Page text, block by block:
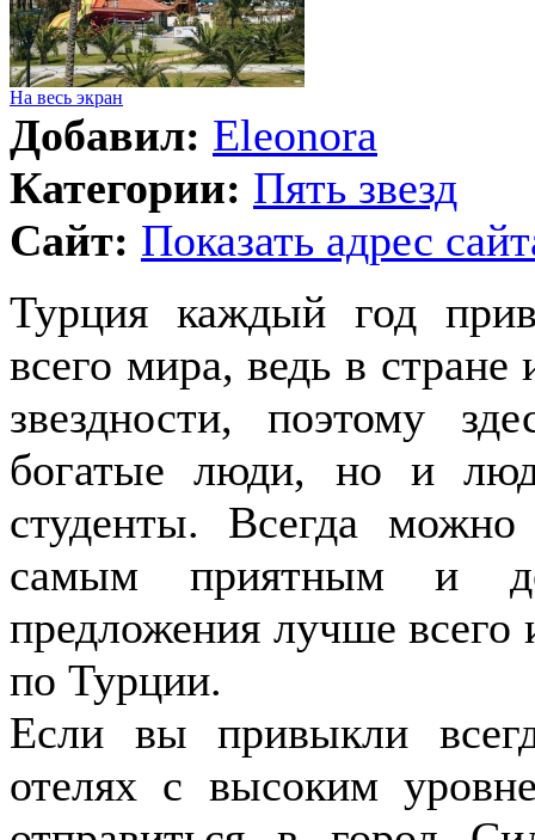
На весь экран
Добавил: Eleonora
Категории: Пять звезд
Сайт: Показать адрес
Турция каждый год
всего мира, ведь в стране
звездности, поэтому
богатые люди, но и
студенты. Всегда
самым приятным и
предложения лучше всего
по Турции.
Если вы привыкли
отелях с высоким